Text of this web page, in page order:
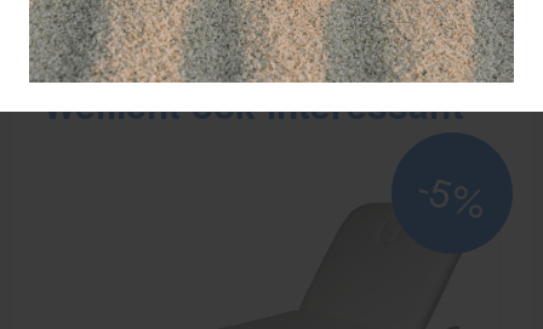
Wellicht ook interessant
-5%